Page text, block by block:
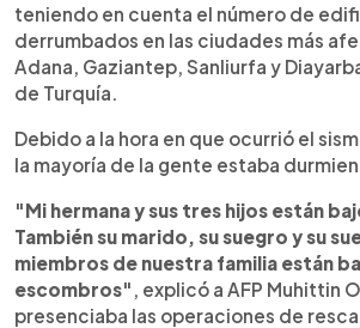
teniendo en cuenta el número de
derrumbados en las ciudades más
Adana, Gaziantep, Sanliurfa y
de Turquía.
Debido a la hora en que ocurrió el
la mayoría de la gente estaba
"Mi hermana y sus tres hijos están
También su marido, su suegro y su
miembros de nuestra familia están
escombros" , explicó a AFP Muhittin
presenciaba las operaciones de